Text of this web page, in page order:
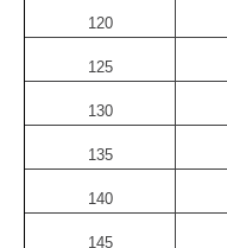
120
125
130
135
140
145